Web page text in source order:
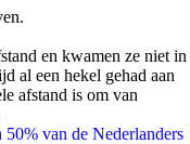
en kwamen ze niet in
al een hekel gehad aan
afstand is om van
50% van de Nederlanders